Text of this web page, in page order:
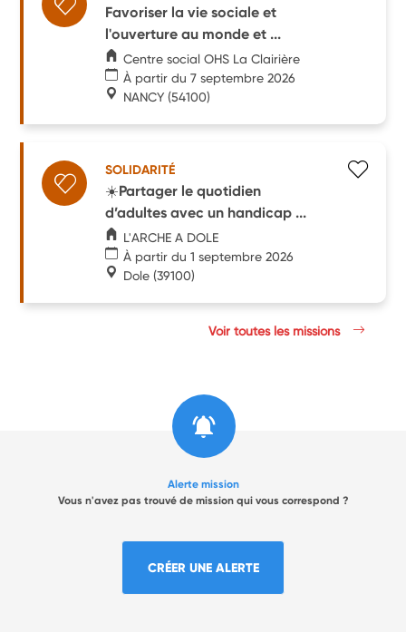
Favoriser la vie sociale et
l'ouverture au monde et ...
Centre social OHS La Clairière
À partir du 7 septembre 2026
NANCY (54100)
SOLIDARITÉ
☀️Partager le quotidien
d’adultes avec un handicap ...
L'ARCHE A DOLE
À partir du 1 septembre 2026
Dole (39100)
Voir toutes les missions
Alerte mission
Vous n'avez pas trouvé de mission qui vous correspond ?
CRÉER UNE ALERTE